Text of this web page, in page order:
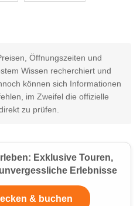
Öffnungszeiten und
Wissen recherchiert und
können sich Informationen
im Zweifel die offizielle
zu prüfen.
Exklusive Touren,
Erlebnisse
& buchen